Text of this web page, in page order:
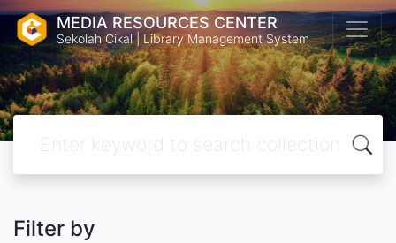
MEDIA RESOURCES CENTER
Sekolah Cikal | Library Management System
Filter by